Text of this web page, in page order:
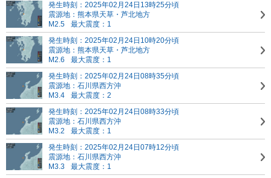
発生時刻：2025年02月24日13時25分頃
震源地：熊本県天草・芦北地方
M2.5
最大震度：1
発生時刻：2025年02月24日10時20分頃
震源地：熊本県天草・芦北地方
M2.6
最大震度：1
発生時刻：2025年02月24日08時35分頃
震源地：石川県西方沖
M3.4
最大震度：2
発生時刻：2025年02月24日08時33分頃
震源地：石川県西方沖
M3.2
最大震度：1
発生時刻：2025年02月24日07時12分頃
震源地：石川県西方沖
M3.3
最大震度：1